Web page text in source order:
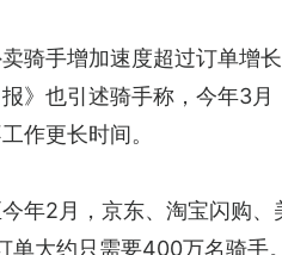
骑手增加速度超过订单增
》也引述骑手称，今年3
作更长时间。
年2月，京东、淘宝闪购
大约只需要400万名骑手